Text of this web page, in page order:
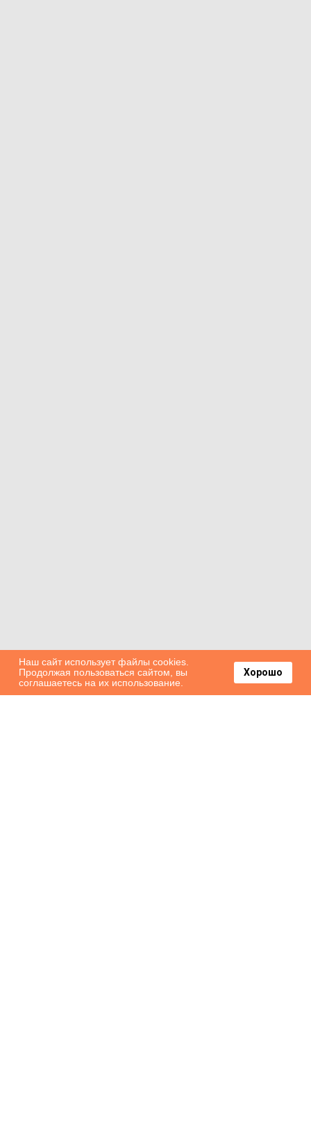
Наш сайт использует файлы cookies.
Продолжая пользоваться сайтом, вы
соглашаетесь на их использование.
Хорошо